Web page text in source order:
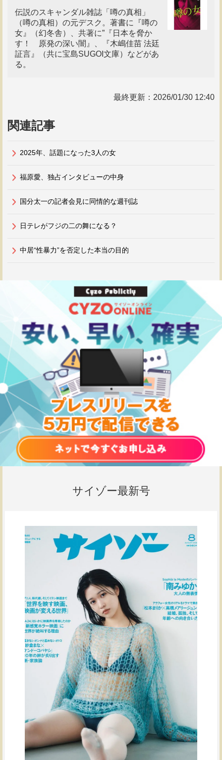
伝説のスキャンダル雑誌「噂の真相」
（噂の真相）の元デスク。著書に『噂の
女』（幻冬舎）、共著に”『日本を脅か
す！ 原発の深い闇』、『木嶋佳苗 法廷
証言』（共に宝島SUGOI文庫）などがあ
る。
最終更新： 2026/01/30 12:40
関連記事
2025年、話題になった3人の女
福原愛、独占インタビューの中身
国分太一の記者会見に同情的な週刊誌
日テレがフジの二の舞になる？
中居“性暴力”を否定した本当の目的
サイゾー最新号